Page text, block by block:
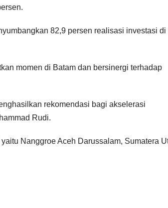
82,9 persen realisasi investasi di
momen di Batam dan bersinergi terhadap
rekomendasi bagi akselerasi
Rudi.
Nanggroe Aceh Darussalam, Sumatera